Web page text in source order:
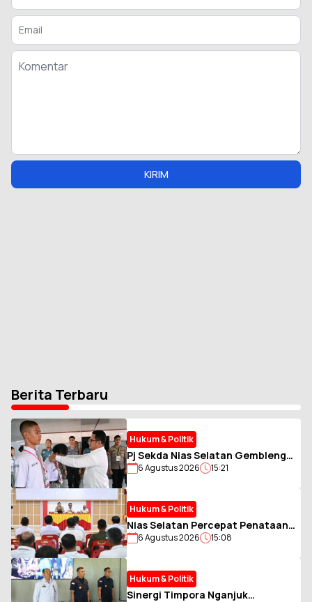
KIRIM
Berita Terbaru
Hukum & Politik
Pj Sekda Nias Selatan Gembleng
Calon Paskibraka, Tanamkan
Menyerah
6 Agustus 2026 15:21
Hukum & Politik
Nias Selatan Percepat Penataan
Kawasan Hutan, Pj Sekda Libatkan
6 Agustus 2026 15:08
Hukum & Politik
Sinergi Timpora Nganjuk